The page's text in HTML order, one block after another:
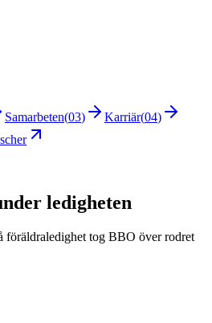
Samarbeten(03) Karriär(04)
ledigheten
föräldraledighet tog BBO över rodret